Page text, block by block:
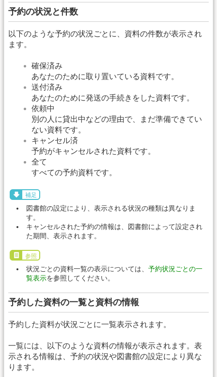
予約の状況と件数
以下のような予約の状況ごとに、資料の件数が表示され
ます。
確保済み
あなたのために取り置いている資料です。
送付済み
あなたのために発送の手続きをした資料です。
依頼中
別の人に貸出中などの理由で、まだ準備できてい
ない資料です。
キャンセル済
予約がキャンセルされた資料です。
全て
すべての予約資料です。
補足
図書館の設定により、表示される状況の種類は異なりま
す。
キャンセルされた予約の情報は、図書館によって設定され
た期間、表示されます。
参照
状況ごとの資料一覧の表示については、 予約状況ごとの一
覧表示を参照してください。
予約した資料の一覧と資料の情報
予約した資料が状況ごとに一覧表示されます。
一覧には、以下のような資料の情報が表示されます。表
示される情報は、予約の状況や図書館の設定により異な
ります。